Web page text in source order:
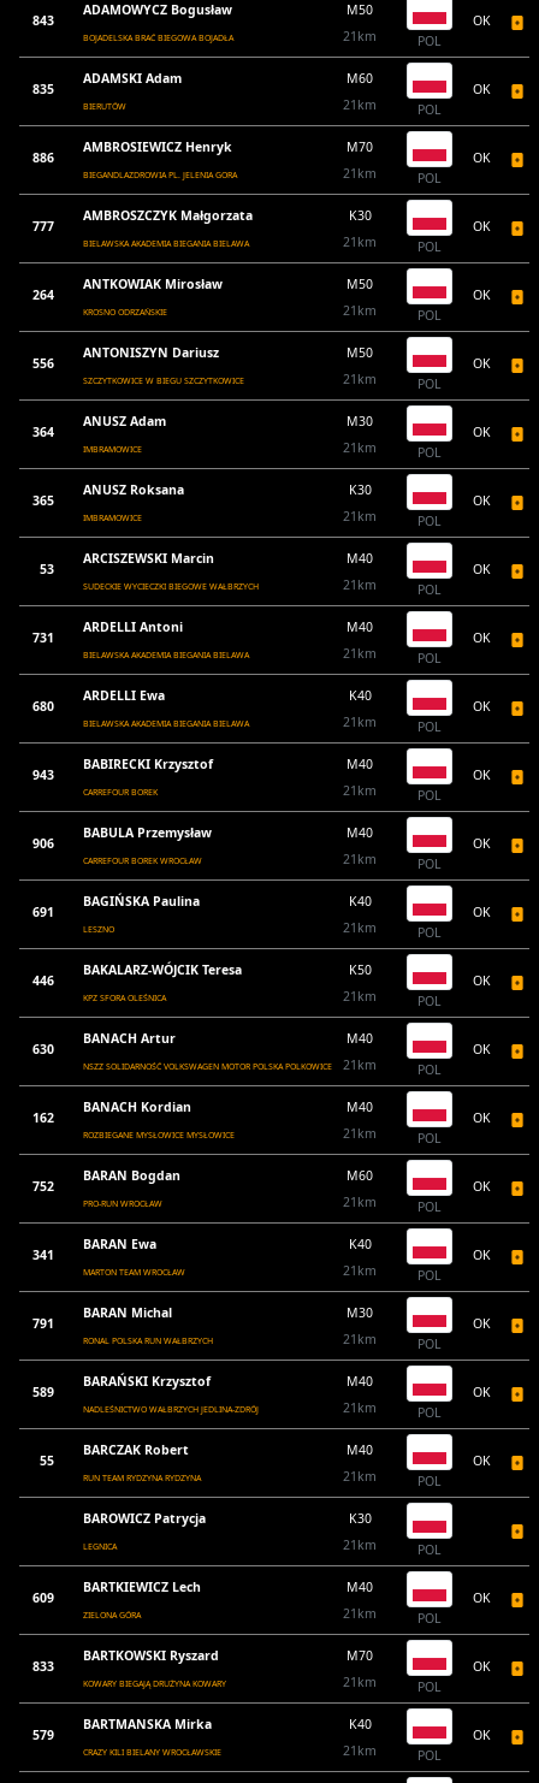
843
ADAMOWYCZ Bogusław
BOJADELSKA BRAĆ BIEGOWA BOJADŁA
M50
21km
POL
OK
835
ADAMSKI Adam
BIERUTÓW
M60
21km
POL
OK
886
AMBROSIEWICZ Henryk
BIEGANDLAZDROWIA PL. JELENIA GORA
M70
21km
POL
OK
777
AMBROSZCZYK Małgorzata
BIELAWSKA AKADEMIA BIEGANIA BIELAWA
K30
21km
POL
OK
264
ANTKOWIAK Mirosław
KROSNO ODRZAŃSKIE
M50
21km
POL
OK
556
ANTONISZYN Dariusz
SZCZYTKOWICE W BIEGU SZCZYTKOWICE
M50
21km
POL
OK
364
ANUSZ Adam
IMBRAMOWICE
M30
21km
POL
OK
365
ANUSZ Roksana
IMBRAMOWICE
K30
21km
POL
OK
53
ARCISZEWSKI Marcin
SUDECKIE WYCIECZKI BIEGOWE WAŁBRZYCH
M40
21km
POL
OK
731
ARDELLI Antoni
BIELAWSKA AKADEMIA BIEGANIA BIELAWA
M40
21km
POL
OK
680
ARDELLI Ewa
BIELAWSKA AKADEMIA BIEGANIA BIELAWA
K40
21km
POL
OK
943
BABIRECKI Krzysztof
CARREFOUR BOREK
M40
21km
POL
OK
906
BABULA Przemysław
CARREFOUR BOREK WROCŁAW
M40
21km
POL
OK
691
BAGIŃSKA Paulina
LESZNO
K40
21km
POL
OK
446
BAKALARZ-WÓJCIK Teresa
KPZ SFORA OLEŚNICA
K50
21km
POL
OK
630
BANACH Artur
NSZZ SOLIDARNOŚĆ VOLKSWAGEN MOTOR POLSKA POLKOWICE
M40
21km
POL
OK
162
BANACH Kordian
ROZBIEGANE MYSŁOWICE MYSŁOWICE
M40
21km
POL
OK
752
BARAN Bogdan
PRO-RUN WROCŁAW
M60
21km
POL
OK
341
BARAN Ewa
MARTON TEAM WROCŁAW
K40
21km
POL
OK
791
BARAN Michal
RONAL POLSKA RUN WAŁBRZYCH
M30
21km
POL
OK
589
BARAŃSKI Krzysztof
NADLEŚNICTWO WAŁBRZYCH JEDLINA-ZDRÓJ
M40
21km
POL
OK
55
BARCZAK Robert
RUN TEAM RYDZYNA RYDZYNA
M40
21km
POL
OK
BAROWICZ Patrycja
LEGNICA
K30
21km
POL
609
BARTKIEWICZ Lech
ZIELONA GÓRA
M40
21km
POL
OK
833
BARTKOWSKI Ryszard
KOWARY BIEGAJĄ DRUŻYNA KOWARY
M70
21km
POL
OK
579
BARTMANSKA Mirka
CRAZY KILI BIELANY WROCŁAWSKIE
K40
21km
POL
OK